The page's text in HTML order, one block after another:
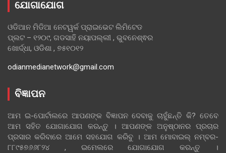
ଯୋଗାଯୋଗ
ଓଡିଆନ ମିଡିଆ ନେଟୱର୍କ ପ୍ରାଇଭେଟ ଲିମିଟେଡ
ପ୍ଲଟ – ୧୨୦୯, ଗଡସାହି ନୟାପଲ୍ଲୀ , ଭୁବନେଶ୍ଵର
ଖୋର୍ଦ୍ଧା, ଓଡିଶା , ୭୫୧୦୧୨
odianmedianetwork@gmail.com
ବିଜ୍ଞାପନ
ଆମ ଇ-ପୋର୍ଟାଲରେ ଆପଣଙ୍କ ବିଜ୍ଞାପନ ଦେବାକୁ ଚାହୁଁଛନ୍ତି କି? ତେବେ
ଆମ ସହିତ ଯୋଗାଯୋଗ କରନ୍ତୁ । ଆପଣଙ୍କ ଅନୁଷ୍ଠାନର ପ୍ରଚାର
ପ୍ରସାର କରିବାରେ ଆମେ ସହଯୋଗ କରିବୁ । ଆମ ମୋବାଇଲ୍ ନମ୍ବର-
୮୮୯୫୭୬୬୮୨୪ , ଇମେଲରେ ଯୋଗାଯୋଗ କରନ୍ତୁ ।